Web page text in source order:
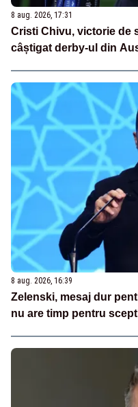
8 aug. 2026, 17:31
Cristi Chivu, victorie de
câștigat derby-ul din
8 aug. 2026, 16:39
Zelenski, mesaj dur
nu are timp pentru